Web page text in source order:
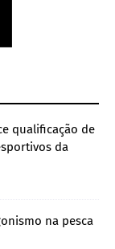
qualificação de
da
na pesca